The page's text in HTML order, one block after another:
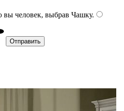
вы человек, выбрав Чашку.